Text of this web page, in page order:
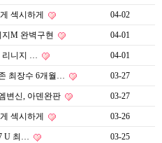
섹시하게 04-02
M 완벽구현 04-01
리니지 … 04-01
최장수 6개월… 03-27
변신, 아덴완판 03-27
섹시하게 03-26
U 최… 03-25